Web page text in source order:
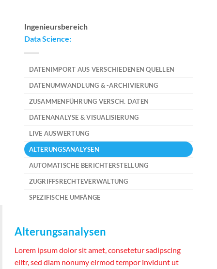
Ingenieursbereich
Data Science:
DATENIMPORT AUS VERSCHIEDENEN QUELLEN
DATENUMWANDLUNG & -ARCHIVIERUNG
ZUSAMMENFÜHRUNG VERSCH. DATEN
DATENANALYSE & VISUALISIERUNG
LIVE AUSWERTUNG
ALTERUNGSANALYSEN
AUTOMATISCHE BERICHTERSTELLUNG
ZUGRIFFSRECHTEVERWALTUNG
SPEZIFISCHE UMFÄNGE
Alterungsanalysen
Lorem ipsum dolor sit amet, consetetur sadipscing
elitr, sed diam nonumy eirmod tempor invidunt ut